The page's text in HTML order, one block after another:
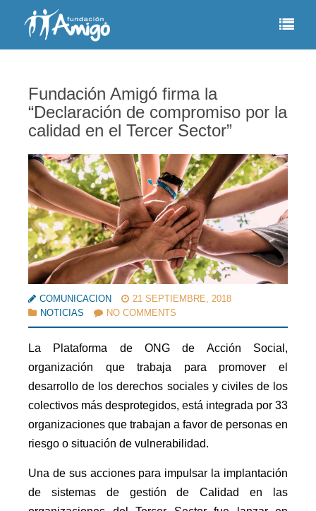
Fundación Amigó firma la
“Declaración de compromiso por la
calidad en el Tercer Sector”
COMUNICACION
21 SEPTIEMBRE, 2018
NOTICIAS
NO COMMENTS
La Plataforma de ONG de Acción Social,
organización que trabaja para promover el
desarrollo de los derechos sociales y civiles de los
colectivos más desprotegidos, está integrada por 33
organizaciones que trabajan a favor de personas en
riesgo o situación de vulnerabilidad.
Una de sus acciones para impulsar la implantación
de sistemas de gestión de Calidad en las